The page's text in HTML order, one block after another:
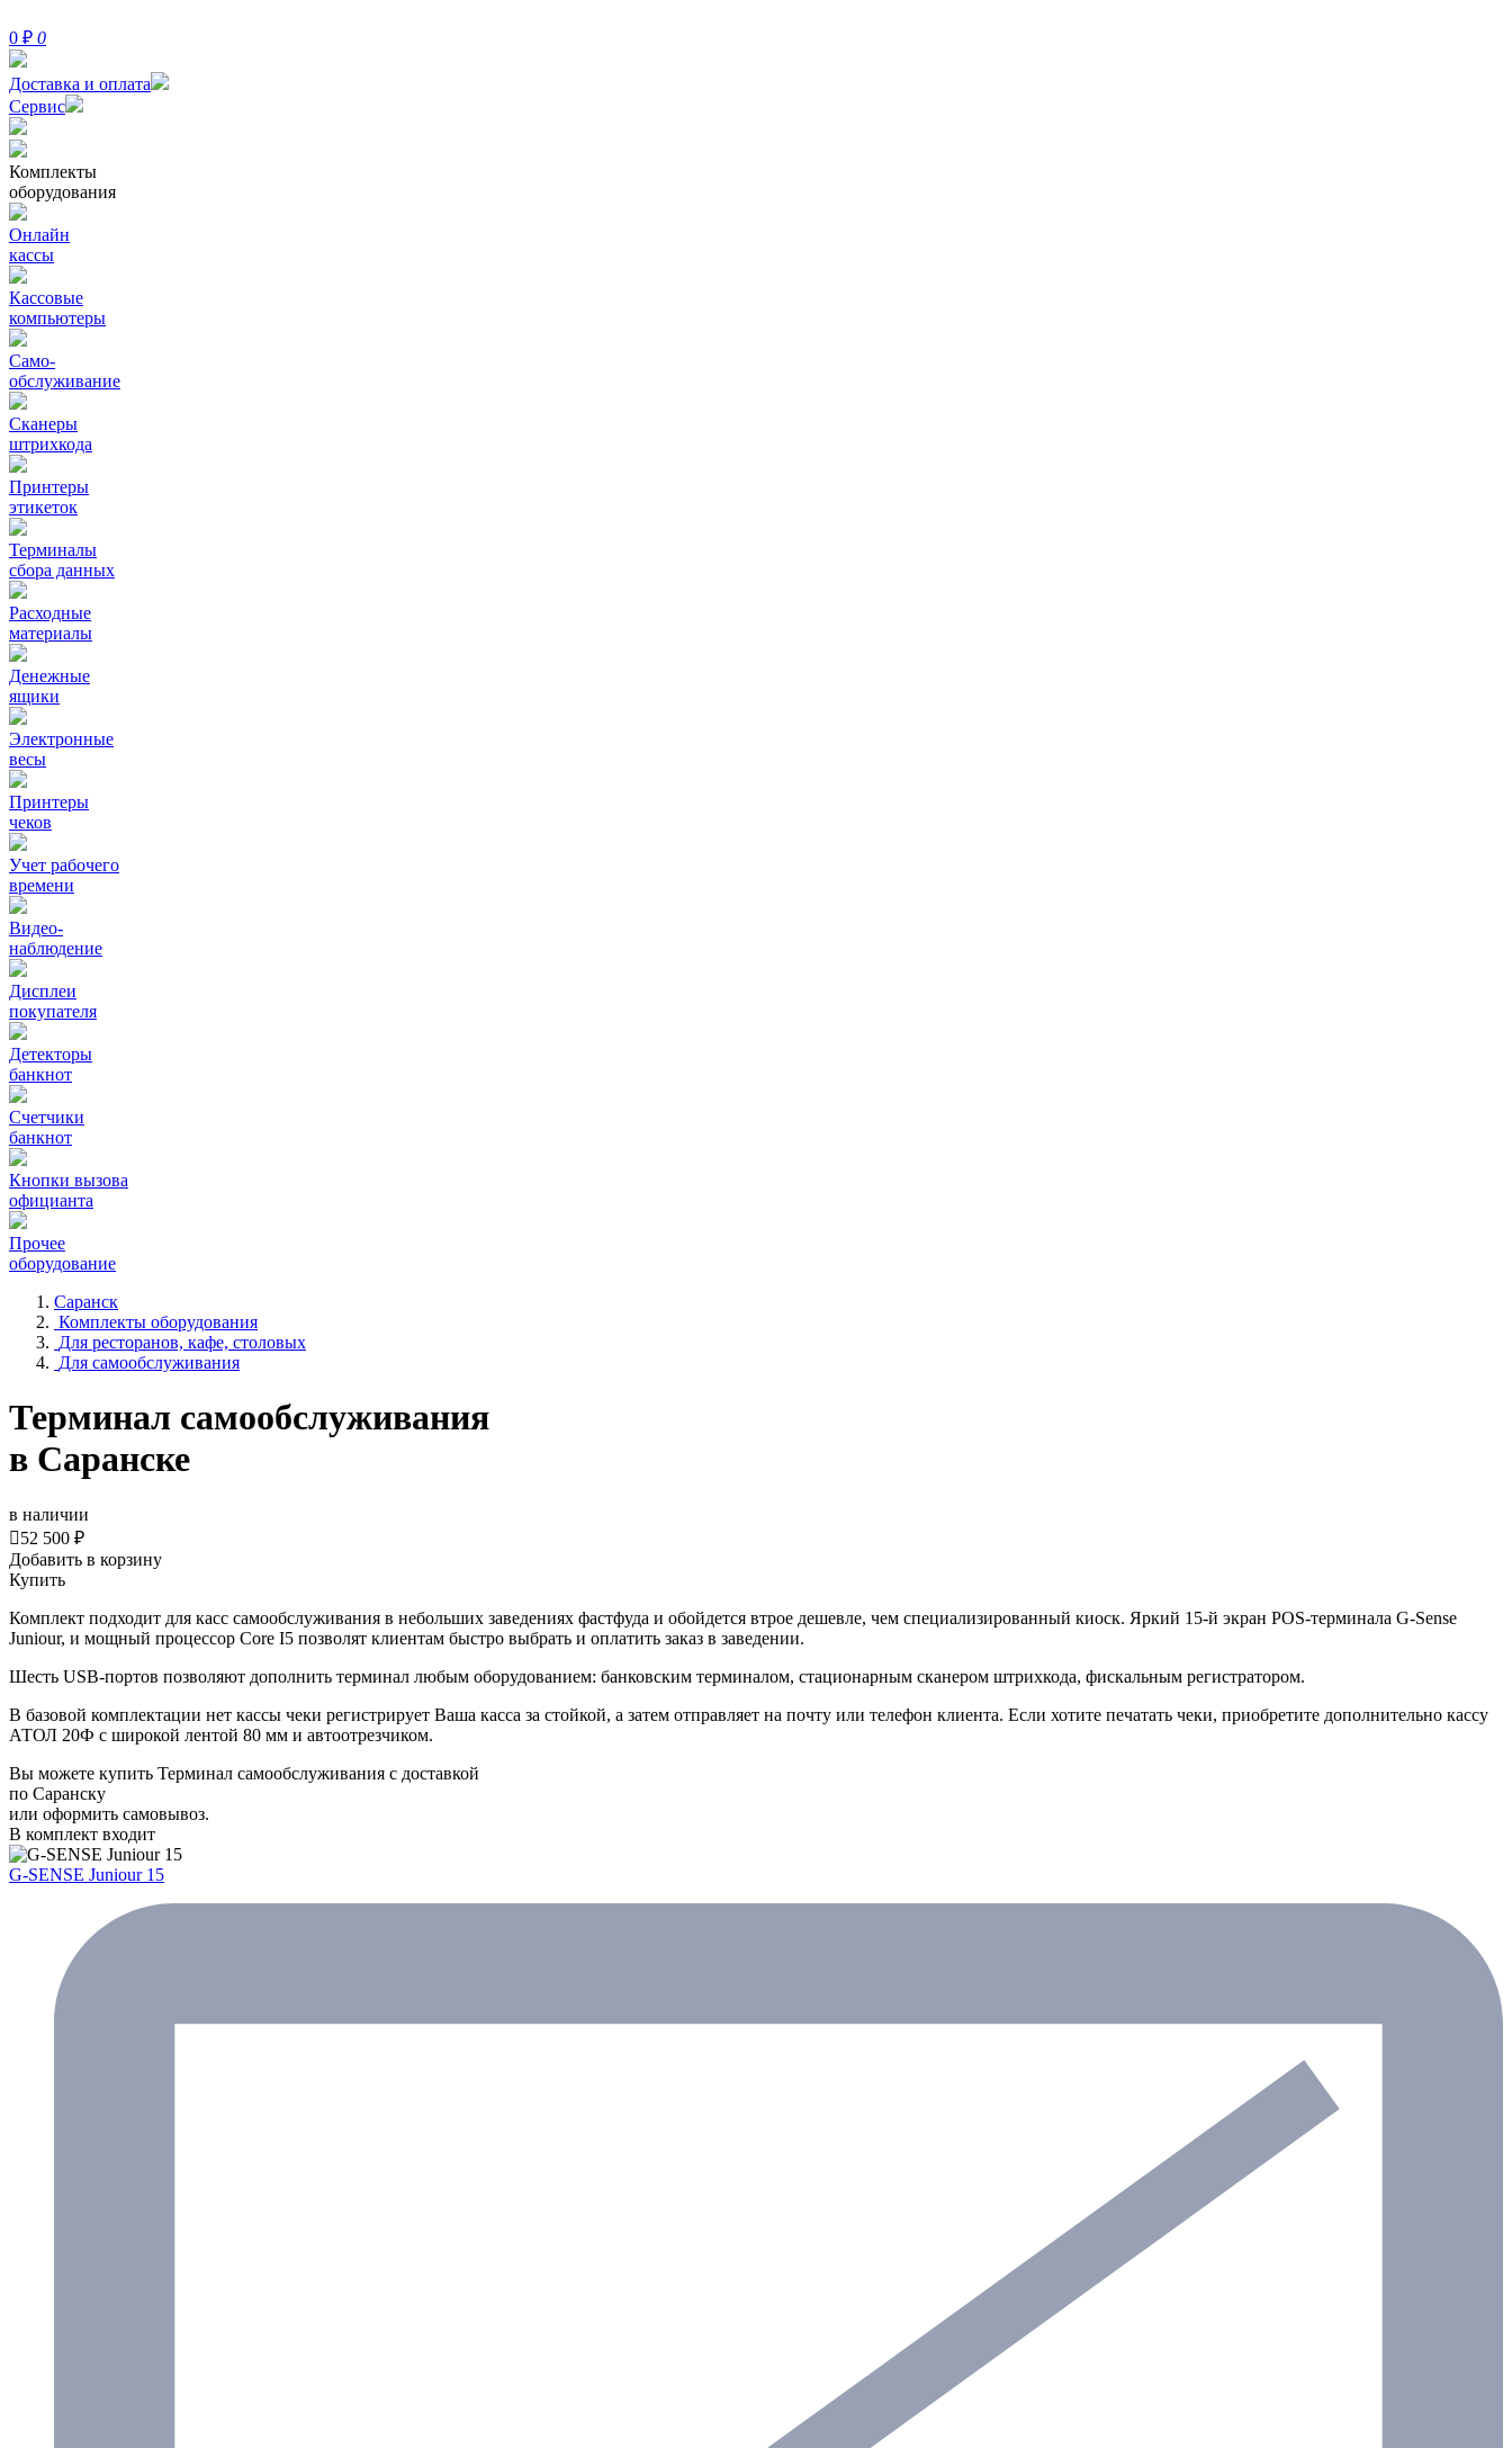
0 ₽ 0
Доставка и оплата
Сервис
Комплекты
оборудования
Онлайн
кассы
Кассовые
компьютеры
Само-
обслуживание
Сканеры
штрихкода
Принтеры
этикеток
Терминалы
сбора данных
Расходные
материалы
Денежные
ящики
Электронные
весы
Принтеры
чеков
Учет рабочего
времени
Видео‑
наблюдение
Дисплеи
покупателя
Детекторы
банкнот
Счетчики
банкнот
Кнопки вызова
официанта
Прочее
оборудование
Саранск
Комплекты оборудования
Для ресторанов, кафе, столовых
Для самообслуживания
Терминал самообслуживания
в Саранске
в наличии
52 500 ₽
Добавить в корзину
Купить
Комплект подходит для касс самообслуживания в небольших заведениях фастфуда и обойдется втрое дешевле, чем специализированный киоск. Яркий 15-й экран POS-терминала G-Sense
Juniour, и мощный процессор Core I5 позволят клиентам быстро выбрать и оплатить заказ в заведении.
Шесть USB-портов позволяют дополнить терминал любым оборудованием: банковским терминалом, стационарным сканером штрихкода, фискальным регистратором.
В базовой комплектации нет кассы чеки регистрирует Ваша касса за стойкой, а затем отправляет на почту или телефон клиента. Если хотите печатать чеки, приобретите дополнительно кассу
АТОЛ 20Ф с широкой лентой 80 мм и автоотрезчиком.
Вы можете купить Терминал самообслуживания с доставкой
по Саранску
или оформить самовывоз.
В комплект входит
G-SENSE Juniour 15